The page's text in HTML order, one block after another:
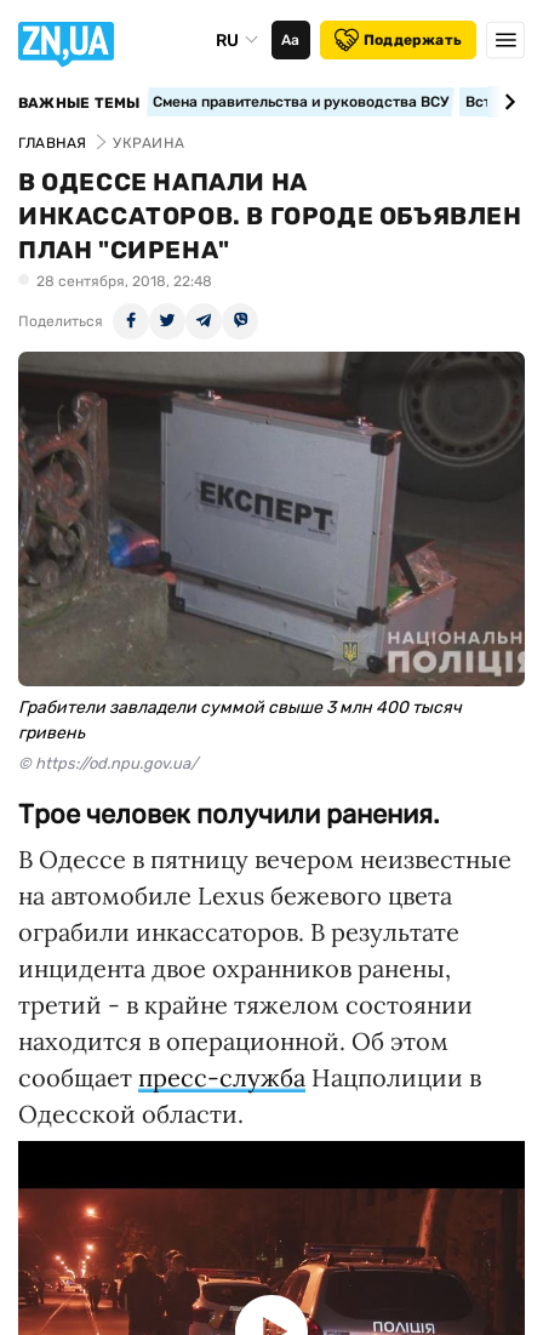
RU Аа Поддержать
ВАЖНЫЕ ТЕМЫ Смена правительства и руководства ВСУ
ГЛАВНАЯ УКРАИНА
В ОДЕССЕ НАПАЛИ НА
ИНКАССАТОРОВ. В ГОРОДЕ ОБЪЯВЛЕН
ПЛАН "СИРЕНА"
28 сентября, 2018, 22:48
Поделиться
Грабители завладели суммой свыше 3 млн 400 тысяч
гривень
© https://od.npu.gov.ua/
Трое человек получили ранения.
В Одессе в пятницу вечером неизвестные
на автомобиле Lexus бежевого цвета
ограбили инкассаторов. В результате
инцидента двое охранников ранены,
третий - в крайне тяжелом состоянии
находится в операционной. Об этом
сообщает пресс-служба Нацполиции в
Одесской области.